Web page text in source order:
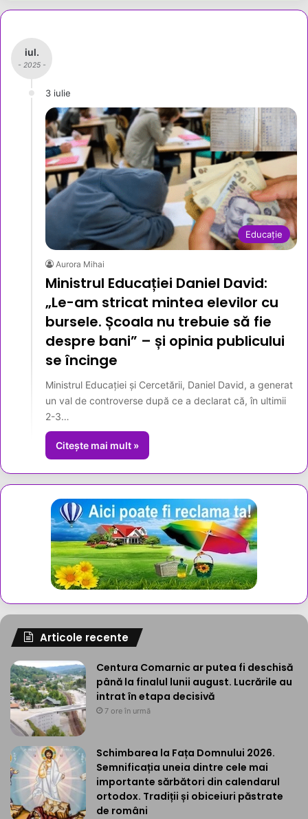
iul.
- 2025 -
3 iulie
Educație
Aurora Mihai
Ministrul Educației Daniel David:
„Le-am stricat mintea elevilor cu
bursele. Școala nu trebuie să fie
despre bani” – și opinia publicului
se încinge
Ministrul Educației și Cercetării, Daniel David, a generat
un val de controverse după ce a declarat că, în ultimii
2-3…
Citește mai mult »
Articole recente
Centura Comarnic ar putea fi deschisă
până la finalul lunii august. Lucrările au
intrat în etapa decisivă
7 ore în urmă
Schimbarea la Fața Domnului 2026.
Semnificația uneia dintre cele mai
importante sărbători din calendarul
ortodox. Tradiții și obiceiuri păstrate
de români